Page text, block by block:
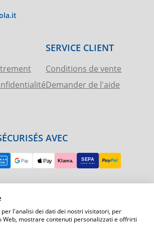
SERVICE CLIENT
Conditions de vente
Demander de l'aide
AVEC
ET CARTE
l'analisi dei dati dei nostri visitatori, per
Web, mostrare contenuti personalizzati e offrirti